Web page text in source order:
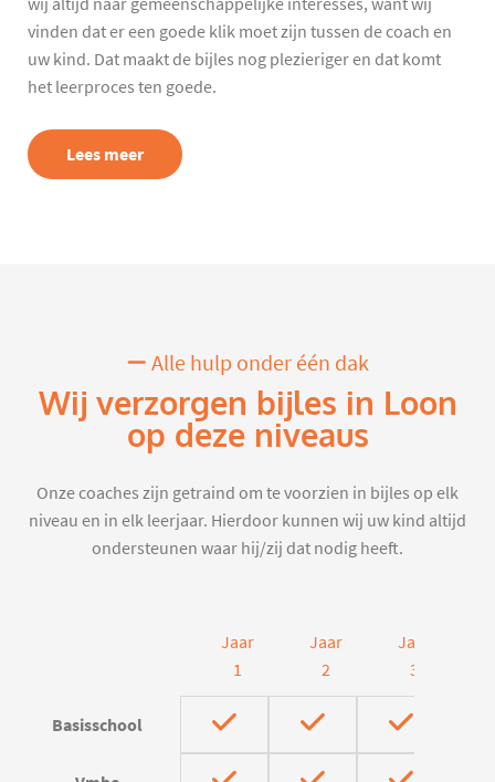
wij altijd naar gemeenschappelijke interesses, want wij
vinden dat er een goede klik moet zijn tussen de coach en
uw kind. Dat maakt de bijles nog plezieriger en dat komt
het leerproces ten goede.
Lees meer
Alle hulp onder één dak
Wij verzorgen bijles in Loon
op deze niveaus
Onze coaches zijn getraind om te voorzien in bijles op elk
niveau en in elk leerjaar. Hierdoor kunnen wij uw kind altijd
ondersteunen waar hij/zij dat nodig heeft.
Jaar
1
Jaar
2
Jaar
3
Basisschool